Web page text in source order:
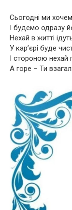
Сьогодні ми
І будемо одразу
Нехай в житті
У кар’єрі буде
І стороною нехай
А горе – Ти